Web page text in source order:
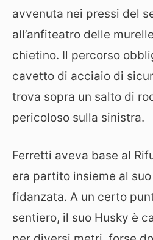
avvenuta nei pressi del
all’anfiteatro delle
chietino. Il percorso
cavetto di acciaio di
trova sopra un salto di
pericoloso sulla sinistra.
Ferretti aveva base al
era partito insieme al
fidanzata. A un certo
sentiero, il suo Husky è